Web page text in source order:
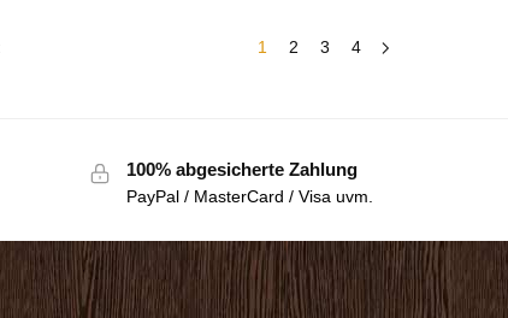
1 2 3 4
100% abgesicherte Zahlung
PayPal / MasterCard / Visa uvm.